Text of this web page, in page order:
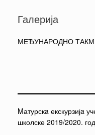
Галерија
МЕЂУНАРОДНО
Mатурскa екскурзијa
школске 2019/2020.